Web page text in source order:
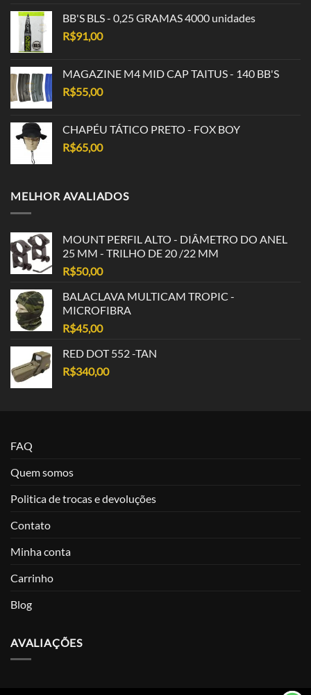
BB'S BLS - 0,25 GRAMAS 4000 unidades
R$91,00
MAGAZINE M4 MID CAP TAITUS - 140 BB'S
R$55,00
CHAPÉU TÁTICO PRETO - FOX BOY
R$65,00
MELHOR AVALIADOS
MOUNT PERFIL ALTO - DIÂMETRO DO ANEL
25 MM - TRILHO DE 20 /22 MM
R$50,00
BALACLAVA MULTICAM TROPIC -
MICROFIBRA
R$45,00
RED DOT 552 -TAN
R$340,00
FAQ
Quem somos
Politica de trocas e devoluções
Contato
Minha conta
Carrinho
Blog
AVALIAÇÕES